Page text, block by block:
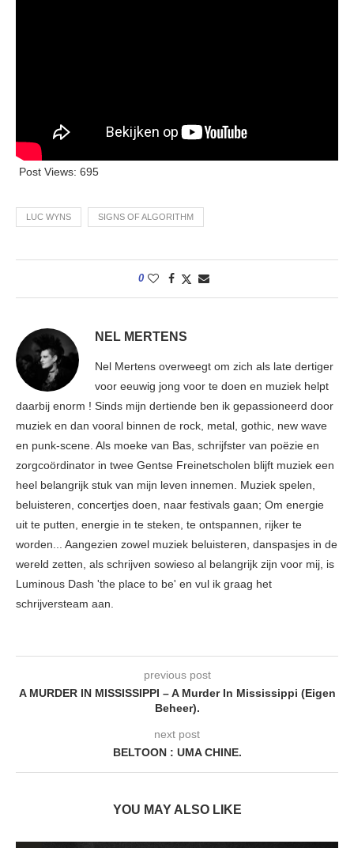
Post Views: 695
LUC WYNS SIGNS OF ALGORITHM
0
NEL MERTENS
Nel Mertens overweegt om zich als late dertiger
voor eeuwig jong voor te doen en muziek helpt
daarbij enorm ! Sinds mijn dertiende ben ik gepassioneerd door
muziek en dan vooral binnen de rock, metal, gothic, new wave
en punk-scene. Als moeke van Bas, schrijfster van poëzie en
zorgcoördinator in twee Gentse Freinetscholen blijft muziek een
heel belangrijk stuk van mijn leven innemen. Muziek spelen,
beluisteren, concertjes doen, naar festivals gaan; Om energie
uit te putten, energie in te steken, te ontspannen, rijker te
worden... Aangezien zowel muziek beluisteren, danspasjes in de
wereld zetten, als schrijven sowieso al belangrijk zijn voor mij, is
Luminous Dash 'the place to be' en vul ik graag het
schrijversteam aan.
previous post
A MURDER IN MISSISSIPPI – A Murder In Mississippi (Eigen
Beheer).
next post
BELTOON : UMA CHINE.
YOU MAY ALSO LIKE